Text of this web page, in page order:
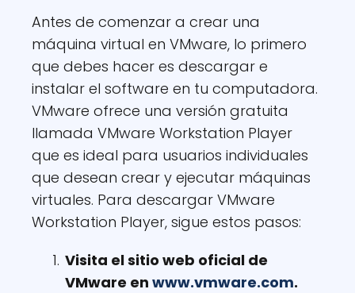
Antes de comenzar a crear una
máquina virtual en VMware, lo primero
que debes hacer es descargar e
instalar el software en tu computadora.
VMware ofrece una versión gratuita
llamada VMware Workstation Player
que es ideal para usuarios individuales
que desean crear y ejecutar máquinas
virtuales. Para descargar VMware
Workstation Player, sigue estos pasos:
Visita el sitio web oficial de
VMware en www.vmware.com.